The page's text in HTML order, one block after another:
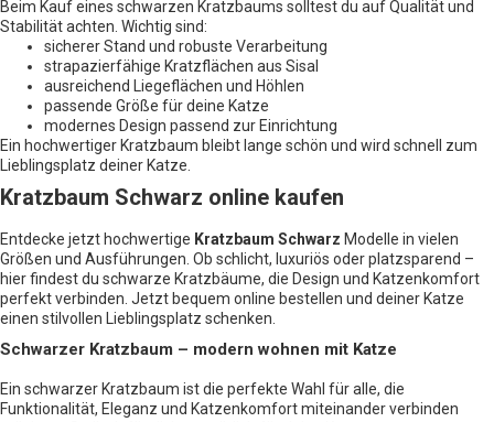
Beim Kauf eines schwarzen Kratzbaums solltest du auf Qualität und
Stabilität achten. Wichtig sind:
sicherer Stand und robuste Verarbeitung
strapazierfähige Kratzflächen aus Sisal
ausreichend Liegeflächen und Höhlen
passende Größe für deine Katze
modernes Design passend zur Einrichtung
Ein hochwertiger Kratzbaum bleibt lange schön und wird schnell zum
Lieblingsplatz deiner Katze.
Kratzbaum Schwarz online kaufen
Entdecke jetzt hochwertige Kratzbaum Schwarz Modelle in vielen
Größen und Ausführungen. Ob schlicht, luxuriös oder platzsparend –
hier findest du schwarze Kratzbäume, die Design und Katzenkomfort
perfekt verbinden. Jetzt bequem online bestellen und deiner Katze
einen stilvollen Lieblingsplatz schenken.
Schwarzer Kratzbaum – modern wohnen mit Katze
Ein schwarzer Kratzbaum ist die perfekte Wahl für alle, die
Funktionalität, Eleganz und Katzenkomfort miteinander verbinden